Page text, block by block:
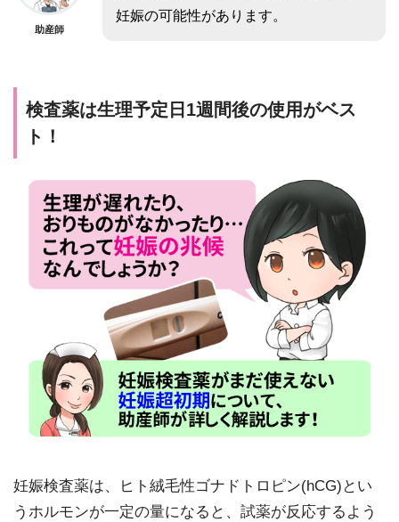
助産師
妊娠の可能性があります。
検査薬は生理予定日1週間後の使用がベス
ト！
妊娠検査薬は、ヒト絨毛性ゴナドトロピン(hCG)とい
うホルモンが一定の量になると、試薬が反応するよう